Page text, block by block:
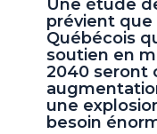
Une étude
prévient que
Québécois
soutien en
2040 seront
une
besoin